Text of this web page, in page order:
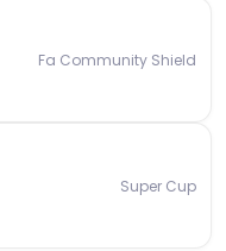
Fa Community Shield
Super Cup